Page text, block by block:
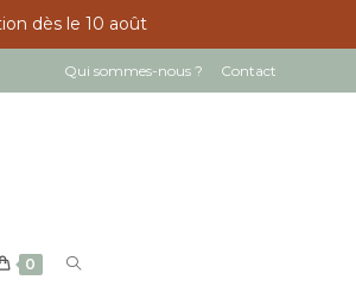
dès le 10 août
Qui sommes-nous ? Contact
0
TOGGLE